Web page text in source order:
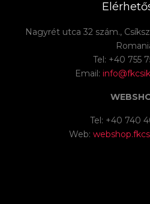
Nagyrét utca 32 szám.,
Tel: +40 755
Email:
Tel: +40 740
Web: